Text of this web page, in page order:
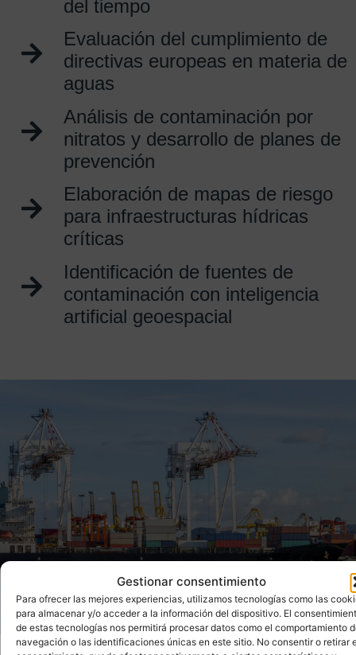
Gestionar consentimiento
Para ofrecer las mejores experiencias, utilizamos tecnologías como las
para almacenar y/o acceder a la información del dispositivo. El
de estas tecnologías nos permitirá procesar datos como el comportamiento
navegación o las identificaciones únicas en este sitio. No consentir o retirar
del tiempo
Evaluación del cumplimiento de
directivas europeas en materia de
aguas
Análisis de contaminación por
nitratos y desarrollo de planes de
prevención
Elaboración de mapas de riesgo
para infraestructuras hídricas
críticas
Identificación de fuentes de
contaminación con inteligencia
artificial geoespacial